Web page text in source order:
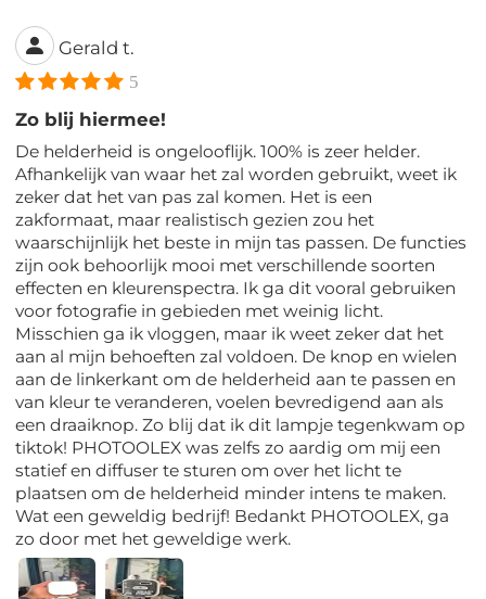
Gerald t.
5
Zo blij hiermee!
De helderheid is ongelooflijk. 100% is zeer helder.
Afhankelijk van waar het zal worden gebruikt, weet ik
zeker dat het van pas zal komen. Het is een
zakformaat, maar realistisch gezien zou het
waarschijnlijk het beste in mijn tas passen. De functies
zijn ook behoorlijk mooi met verschillende soorten
effecten en kleurenspectra. Ik ga dit vooral gebruiken
voor fotografie in gebieden met weinig licht.
Misschien ga ik vloggen, maar ik weet zeker dat het
aan al mijn behoeften zal voldoen. De knop en wielen
aan de linkerkant om de helderheid aan te passen en
van kleur te veranderen, voelen bevredigend aan als
een draaiknop. Zo blij dat ik dit lampje tegenkwam op
tiktok! PHOTOOLEX was zelfs zo aardig om mij een
statief en diffuser te sturen om over het licht te
plaatsen om de helderheid minder intens te maken.
Wat een geweldig bedrijf! Bedankt PHOTOOLEX, ga
zo door met het geweldige werk.